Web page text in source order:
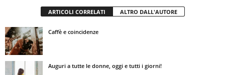
ARTICOLI CORRELATI ALTRO DALL'AUTORE
Caffè e coincidenze
Auguri a tutte le donne, oggi e tutti i giorni!